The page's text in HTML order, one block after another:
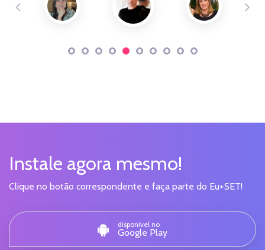
Instale agora mesmo!
Clique no botão correspondente e faça parte do Eu+SET!
disponivel no
Google Play